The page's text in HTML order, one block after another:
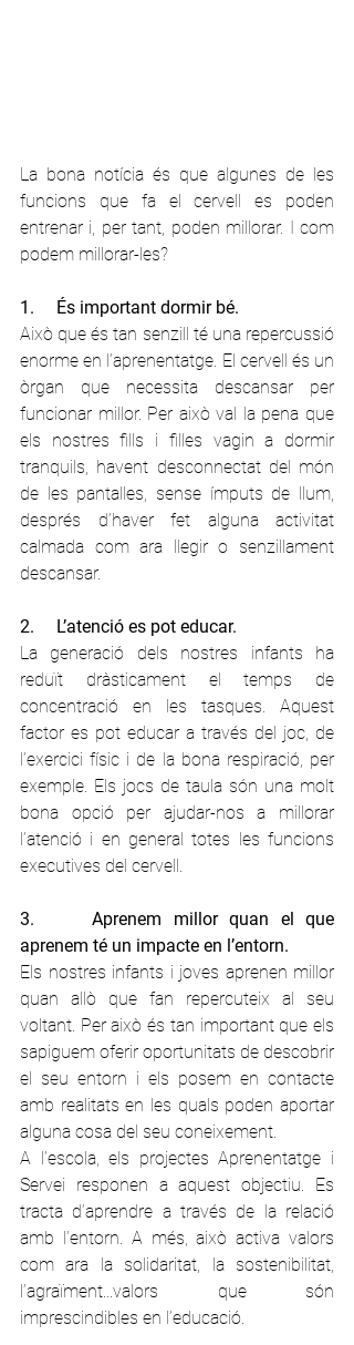
La bona notícia és que algunes de les
funcions que fa el cervell es poden
entrenar i, per tant, poden millorar. I com
podem millorar-les?
1.     És important dormir bé.
Això que és tan senzill té una repercussió
enorme en l’aprenentatge. El cervell és un
òrgan que necessita descansar per
funcionar millor. Per això val la pena que
els nostres fills i filles vagin a dormir
tranquils, havent desconnectat del món
de les pantalles, sense ímputs de llum,
després d’haver fet alguna activitat
calmada com ara llegir o senzillament
descansar.
2.     L’atenció es pot educar.
La generació dels nostres infants ha
reduït dràsticament el temps de
concentració en les tasques. Aquest
factor es pot educar a través del joc, de
l’exercici físic i de la bona respiració, per
exemple. Els jocs de taula són una molt
bona opció per ajudar-nos a millorar
l’atenció i en general totes les funcions
executives del cervell.
3.     Aprenem millor quan el que
aprenem té un impacte en l’entorn.
Els nostres infants i joves aprenen millor
quan allò que fan repercuteix al seu
voltant. Per això és tan important que els
sapiguem oferir oportunitats de descobrir
el seu entorn i els posem en contacte
amb realitats en les quals poden aportar
alguna cosa del seu coneixement.
A l’escola, els projectes Aprenentatge i
Servei responen a aquest objectiu. Es
tracta d’aprendre a través de la relació
amb l’entorn. A més, això activa valors
com ara la solidaritat, la sostenibilitat,
l’agraïment...valors que són
imprescindibles en l’educació.